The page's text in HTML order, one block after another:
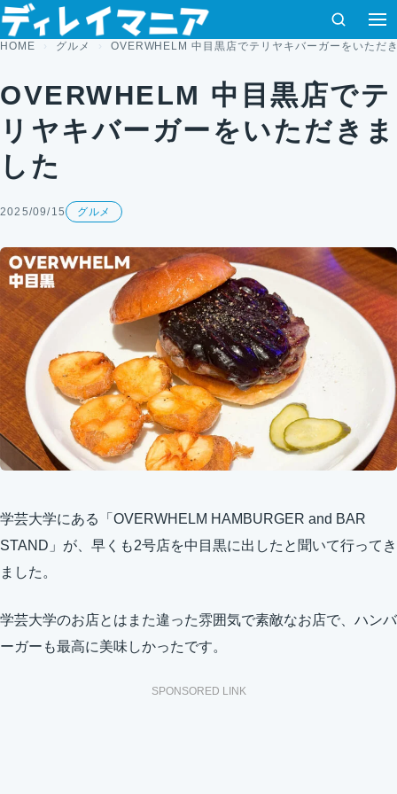
コンテンツへスキップ
検索
HOME グルメ OVERWHELM 中目黒店でテリヤキバーガーをいただ
OVERWHELM 中目黒店でテ
リヤキバーガーをいただきま
した
2025/09/15 グルメ
学芸大学にある「OVERWHELM HAMBURGER and BAR
STAND」が、早くも2号店を中目黒に出したと聞いて行ってき
ました。
学芸大学のお店とはまた違った雰囲気で素敵なお店で、ハンバ
ーガーも最高に美味しかったです。
SPONSORED LINK